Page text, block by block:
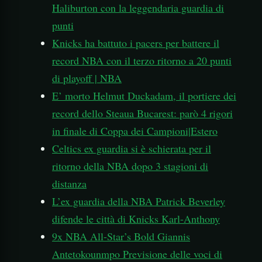
Haliburton con la leggendaria guardia di
punti
Knicks ha battuto i pacers per battere il
record NBA con il terzo ritorno a 20 punti
di playoff | NBA
E’ morto Helmut Duckadam, il portiere dei
record dello Steaua Bucarest: parò 4 rigori
in finale di Coppa dei Campioni|Estero
Celtics ex guardia si è schierata per il
ritorno della NBA dopo 3 stagioni di
distanza
L’ex guardia della NBA Patrick Beverley
difende le città di Knicks Karl-Anthony
9x NBA All-Star’s Bold Giannis
Antetokounmpo Previsione delle voci di